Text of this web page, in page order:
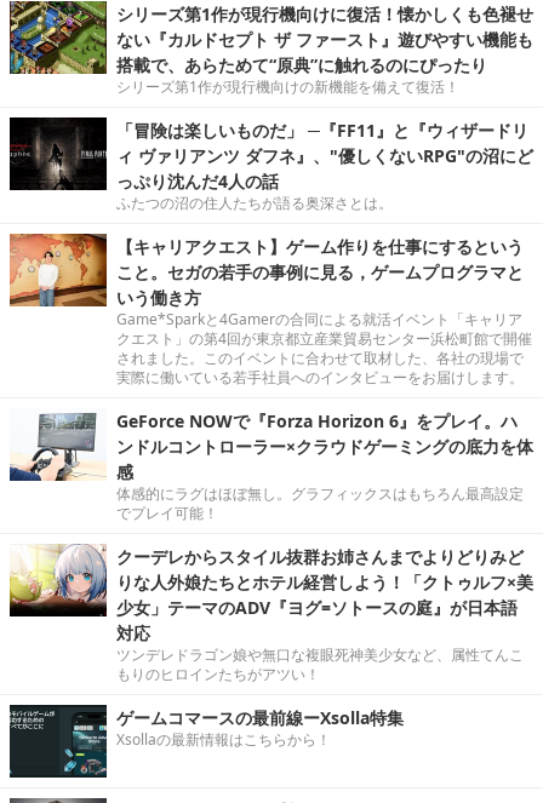
シリーズ第1作が現行機向けに復活！懐かしくも色褪せ
ない『カルドセプト ザ ファースト』遊びやすい機能も
搭載で、あらためて“原典”に触れるのにぴったり
シリーズ第1作が現行機向けの新機能を備えて復活！
「冒険は楽しいものだ」 ─『FF11』と『ウィザードリ
ィ ヴァリアンツ ダフネ』、"優しくないRPG"の沼にど
っぷり沈んだ4人の話
ふたつの沼の住人たちが語る奥深さとは。
【キャリアクエスト】ゲーム作りを仕事にするという
こと。セガの若手の事例に見る，ゲームプログラマと
いう働き方
Game*Sparkと4Gamerの合同による就活イベント「キャリア
クエスト」の第4回が東京都立産業貿易センター浜松町館で開催
されました。このイベントに合わせて取材した、各社の現場で
実際に働いている若手社員へのインタビューをお届けします。
GeForce NOWで『Forza Horizon 6』をプレイ。ハ
ンドルコントローラー×クラウドゲーミングの底力を体
感
体感的にラグはほぼ無し。グラフィックスはもちろん最高設定
でプレイ可能！
クーデレからスタイル抜群お姉さんまでよりどりみど
りな人外娘たちとホテル経営しよう！「クトゥルフ×美
少女」テーマのADV『ヨグ=ソトースの庭』が日本語
対応
ツンデレドラゴン娘や無口な複眼死神美少女など、属性てんこ
もりのヒロインたちがアツい！
ゲームコマースの最前線ーXsolla特集
Xsollaの最新情報はこちらから！